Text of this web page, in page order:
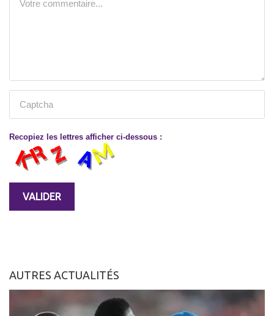
Recopiez les lettres afficher ci-dessous :
AUTRES ACTUALITÉS